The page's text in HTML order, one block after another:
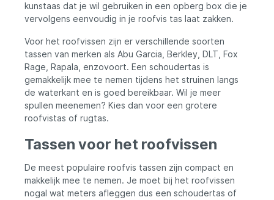
kunstaas dat je wil gebruiken in een opberg box die je
vervolgens eenvoudig in je roofvis tas laat zakken.
Voor het roofvissen zijn er verschillende soorten
tassen van merken als Abu Garcia, Berkley, DLT, Fox
Rage, Rapala, enzovoort. Een schoudertas is
gemakkelijk mee te nemen tijdens het struinen langs
de waterkant en is goed bereikbaar. Wil je meer
spullen meenemen? Kies dan voor een grotere
roofvistas of rugtas.
Tassen voor het roofvissen
De meest populaire roofvis tassen zijn compact en
makkelijk mee te nemen. Je moet bij het roofvissen
nogal wat meters afleggen dus een schoudertas of